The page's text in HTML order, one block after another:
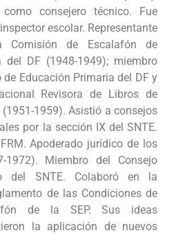
consejero técnico. Fue
escolar. Representante
de Escalafón de
del DF (1948-1949); miembro
de Educación Primaria del DF y
Revisora de Libros de
1959). Asistió a consejos
por la sección IX del SNTE.
Apoderado jurídico de los
1972). Miembro del Consejo
del SNTE. Colaboró en la
de las Condiciones de
de la SEP. Sus ideas
la aplicación de nuevos